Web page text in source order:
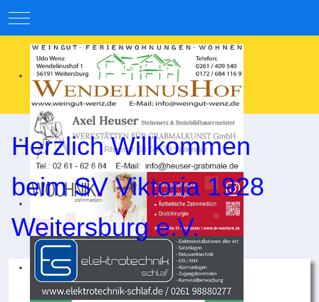
Mobile Menu Toggle
Herzlich Willkommen
beim SV Viktoria 1928
Weitersburg e.V.